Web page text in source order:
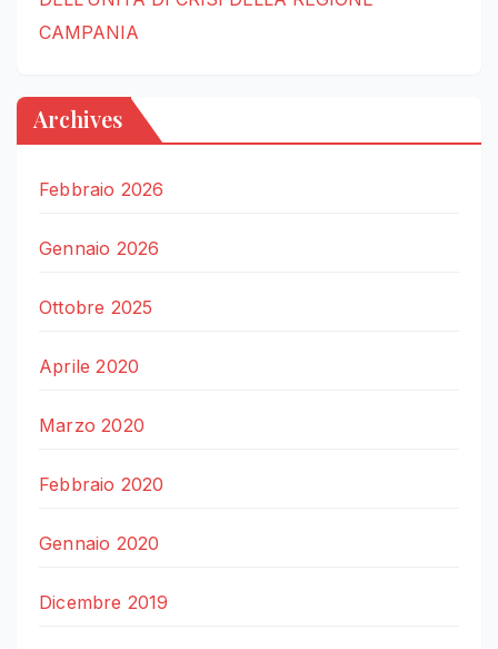
CAMPANIA
Archives
Febbraio 2026
Gennaio 2026
Ottobre 2025
Aprile 2020
Marzo 2020
Febbraio 2020
Gennaio 2020
Dicembre 2019